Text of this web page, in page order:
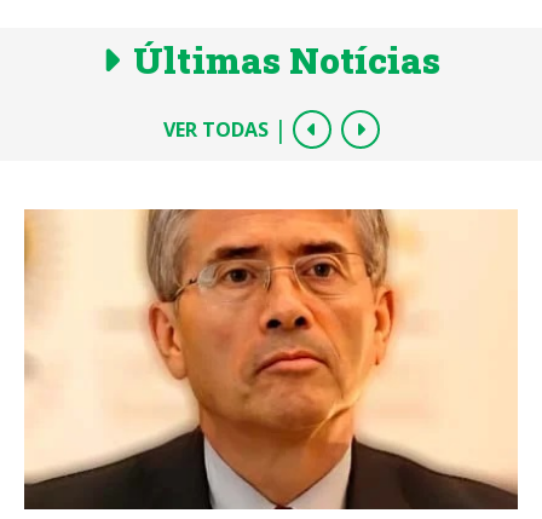
Últimas Notícias
VER TODAS |